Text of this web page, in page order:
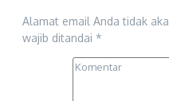
Alamat email Anda tidak
wajib ditandai *